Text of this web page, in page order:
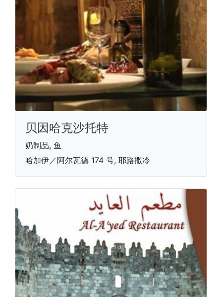
贝因哈克沙托特
奶制品, 鱼
哈加伊／阿尔瓦德 174 号, 耶路撒冷